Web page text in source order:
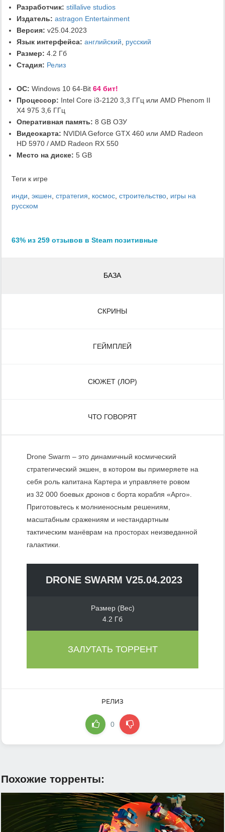
Разработчик: stillalive studios
Издатель: astragon Entertainment
Версия: v25.04.2023
Язык интерфейса: английский
русский
Размер: 4.2 Гб
Стадия: Релиз
ОС: Windows 10 64-Bit 64 бит!
Процессор: Intel Core i3-2120 3,3 ГГц или AMD Phenom II
X4 975 3,6 ГГц
Оперативная память: 8 GB ОЗУ
Видеокарта: NVIDIA Geforce GTX 460 или AMD Radeon
HD 5970 / AMD Radeon RX 550
Место на диске: 5 GB
Теги к игре
инди экшен стратегия космос строительство игры на
русском
63% из 259 отзывов в Steam позитивные
БАЗА
СКРИНЫ
ГЕЙМПЛЕЙ
СЮЖЕТ (ЛОР)
ЧТО ГОВОРЯТ
Drone Swarm – это динамичный космический
стратегический экшен, в котором вы примеряете на
себя роль капитана Картера и управляете ровом
из 32 000 боевых дронов с борта корабля «Арго».
Приготовьтесь к молниеносным решениям,
масштабным сражениям и нестандартным
тактическим манёврам на просторах неизведанной
галактики.
DRONE SWARM V25.04.2023
Размер (Вес)
4.2 Гб
ЗАЛУТАТЬ ТОРРЕНТ
РЕЛИЗ
0
Похожие торренты: